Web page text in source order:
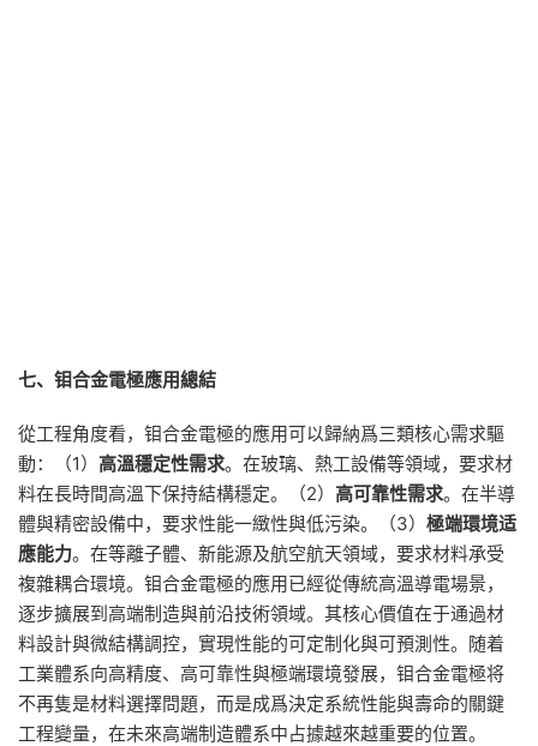
七、钼合金電極應用總結
從工程角度看，钼合金電極的應用可以歸納爲三類核心需求驅
動：（1） 高溫穩定性需求。在玻璃、熱工設備等領域，要求材
料在長時間高溫下保持結構穩定。（2） 高可靠性需求。在半導
體與精密設備中，要求性能一緻性與低污染。（3） 極端環境适
應能力。在等離子體、新能源及航空航天領域，要求材料承受
複雜耦合環境。钼合金電極的應用已經從傳統高溫導電場景，
逐步擴展到高端制造與前沿技術領域。其核心價值在于通過材
料設計與微結構調控，實現性能的可定制化與可預測性。随着
工業體系向高精度、高可靠性與極端環境發展，钼合金電極将
不再隻是材料選擇問題，而是成爲決定系統性能與壽命的關鍵
工程變量，在未來高端制造體系中占據越來越重要的位置。